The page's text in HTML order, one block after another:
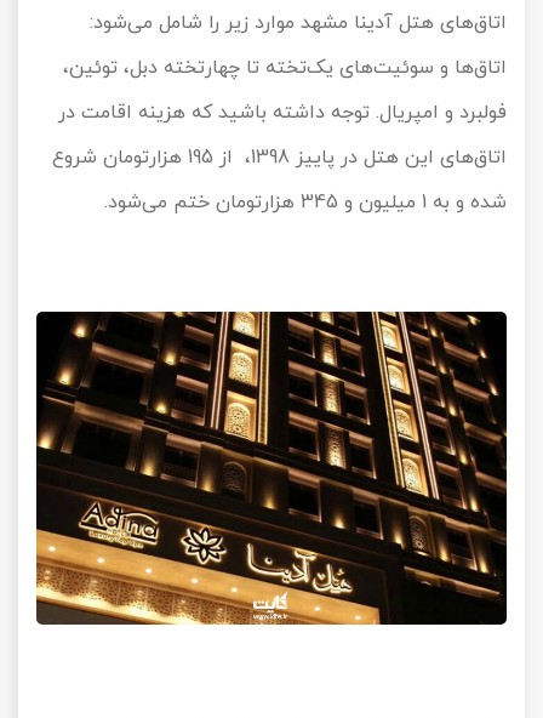
اتاق‌های هتل آدینا مشهد موارد زیر را شامل می‌شود:
اتاق‌ها و سوئیت‌های یک‌تخته تا چهارتخته دبل، توئین،
فولبرد و امپریال. توجه داشته باشید که هزینه اقامت در
اتاق‌های این هتل در پاییز 1398، از 195 هزارتومان شروع
شده و به 1 میلیون و 345 هزارتومان ختم می‌شود.